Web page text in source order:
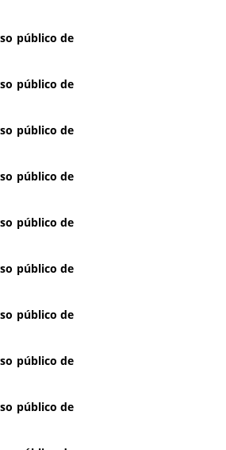
público de
público de
público de
público de
público de
público de
público de
público de
público de